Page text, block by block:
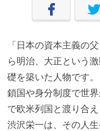
「日本の資本主義の
ら明治、大正という
礎を築いた人物です。
鎖国や身分制度で世
で欧米列国と渡り合
渋沢栄一は、その人